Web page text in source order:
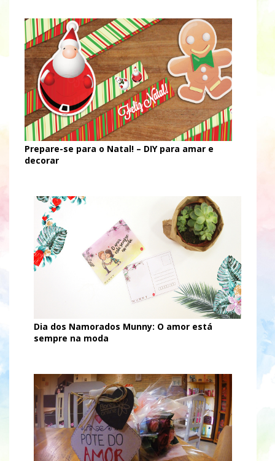
Prepare-se para o Natal! – DIY para amar e
decorar
Dia dos Namorados Munny: O amor está
sempre na moda